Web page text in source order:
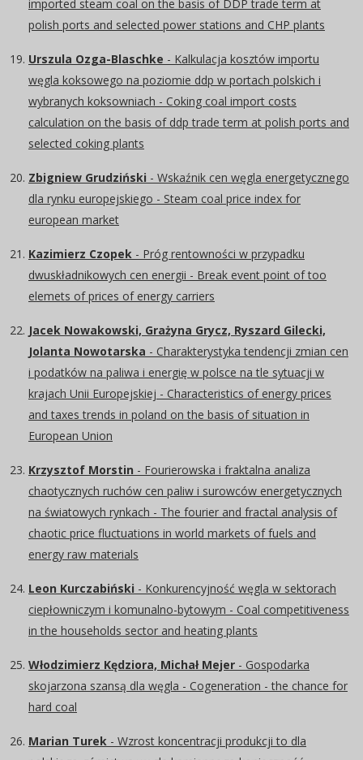
imported steam coal on the basis of DDP trade term at
polish ports and selected power stations and CHP plants
Urszula Ozga-Blaschke - Kalkulacja kosztów importu
węgla koksowego na poziomie ddp w portach polskich i
wybranych koksowniach - Coking coal import costs
calculation on the basis of ddp trade term at polish ports and
selected coking plants
Zbigniew Grudziński - Wskaźnik cen węgla energetycznego
dla rynku europejskiego - Steam coal price index for
european market
Kazimierz Czopek - Próg rentowności w przypadku
dwuskładnikowych cen energii - Break event point of too
elemets of prices of energy carriers
Jacek Nowakowski, Grażyna Grycz, Ryszard Gilecki,
Jolanta Nowotarska - Charakterystyka tendencji zmian cen
i podatków na paliwa i energię w polsce na tle sytuacji w
krajach Unii Europejskiej - Characteristics of energy prices
and taxes trends in poland on the basis of situation in
European Union
Krzysztof Morstin - Fourierowska i fraktalna analiza
chaotycznych ruchów cen paliw i surowców energetycznych
na światowych rynkach - The fourier and fractal analysis of
chaotic price fluctuations in world markets of fuels and
energy raw materials
Leon Kurczabiński - Konkurencyjność węgla w sektorach
ciepłowniczym i komunalno-bytowym - Coal competitiveness
in the households sector and heating plants
Włodzimierz Kędziora, Michał Mejer - Gospodarka
skojarzona szansą dla węgla - Cogeneration - the chance for
hard coal
Marian Turek - Wzrost koncentracji produkcji to dla